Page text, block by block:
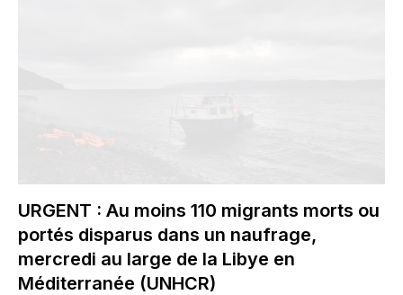
URGENT : Au moins 110 migrants morts ou
portés disparus dans un naufrage,
mercredi au large de la Libye en
Méditerranée (UNHCR)